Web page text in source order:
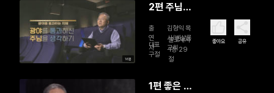
16분
2편 주님과
광야도 넉
넉히 걸을
수 있다
출
연
자
김형익 목
사/벧샬롬
교회
대표
구절
골로새서
1장 29
절
좋아요 공유
1편 좋은 가